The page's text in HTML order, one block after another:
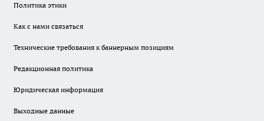
Политика этики
Как с нами связаться
Технические требования к баннерным позициям
Редакционная политика
Юридическая информация
Выходные данные